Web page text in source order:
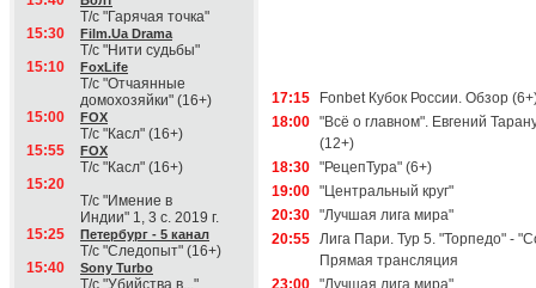
Т/с "Гарячая точка"
15:30
Film.Ua Drama
Т/с "Нити судьбы"
15:10
FoxLife
Т/с "Отчаянные
домохозяйки" (16+)
15:00
FOX
Т/с "Касл" (16+)
15:55
FOX
Т/с "Касл" (16+)
15:20
Т/с "Имение в
Индии" 1, 3 с. 2019 г.
15:25
Петербург - 5 канал
Т/с "Следопыт" (16+)
15:40
Sony Turbo
Т/с "Убийства в..."
17:15
Fonbet Кубок России. Обзор
18:00 "Всё о главном". Евгений
(12+)
18:30 "РецепТура" (6+)
19:00 "Центральный круг"
20:30 "Лучшая лига мира"
20:55 Лига Пари. Тур 5. "Торпедо" -
Прямая трансляция
23:00 "Лучшая лига мира"